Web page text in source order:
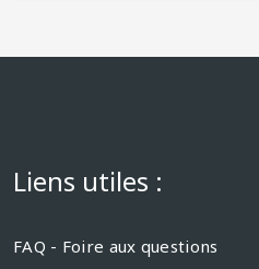
Liens utiles :
FAQ - Foire aux questions